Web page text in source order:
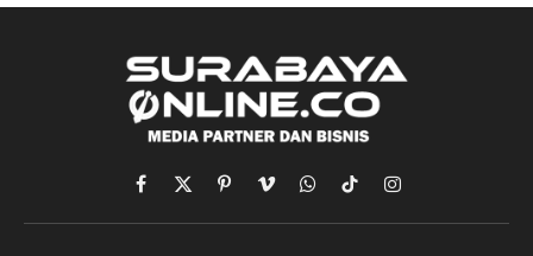
Facebook
X
(Twitter)
PinterestVimeoWhatsApp
TikTokInstagram